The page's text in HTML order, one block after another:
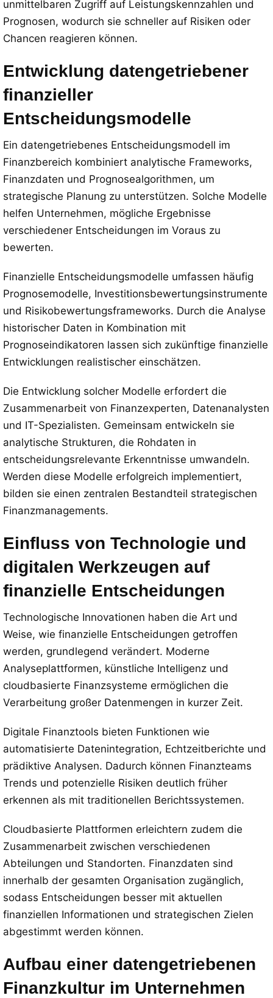
unmittelbaren Zugriff auf Leistungskennzahlen und
Prognosen, wodurch sie schneller auf Risiken oder
Chancen reagieren können.
Entwicklung datengetriebener
finanzieller
Entscheidungsmodelle
Ein datengetriebenes Entscheidungsmodell im
Finanzbereich kombiniert analytische Frameworks,
Finanzdaten und Prognosealgorithmen, um
strategische Planung zu unterstützen. Solche Modelle
helfen Unternehmen, mögliche Ergebnisse
verschiedener Entscheidungen im Voraus zu
bewerten.
Finanzielle Entscheidungsmodelle umfassen häufig
Prognosemodelle, Investitionsbewertungsinstrumente
und Risikobewertungsframeworks. Durch die Analyse
historischer Daten in Kombination mit
Prognoseindikatoren lassen sich zukünftige finanzielle
Entwicklungen realistischer einschätzen.
Die Entwicklung solcher Modelle erfordert die
Zusammenarbeit von Finanzexperten, Datenanalysten
und IT-Spezialisten. Gemeinsam entwickeln sie
analytische Strukturen, die Rohdaten in
entscheidungsrelevante Erkenntnisse umwandeln.
Werden diese Modelle erfolgreich implementiert,
bilden sie einen zentralen Bestandteil strategischen
Finanzmanagements.
Einfluss von Technologie und
digitalen Werkzeugen auf
finanzielle Entscheidungen
Technologische Innovationen haben die Art und
Weise, wie finanzielle Entscheidungen getroffen
werden, grundlegend verändert. Moderne
Analyseplattformen, künstliche Intelligenz und
cloudbasierte Finanzsysteme ermöglichen die
Verarbeitung großer Datenmengen in kurzer Zeit.
Digitale Finanztools bieten Funktionen wie
automatisierte Datenintegration, Echtzeitberichte und
prädiktive Analysen. Dadurch können Finanzteams
Trends und potenzielle Risiken deutlich früher
erkennen als mit traditionellen Berichtssystemen.
Cloudbasierte Plattformen erleichtern zudem die
Zusammenarbeit zwischen verschiedenen
Abteilungen und Standorten. Finanzdaten sind
innerhalb der gesamten Organisation zugänglich,
sodass Entscheidungen besser mit aktuellen
finanziellen Informationen und strategischen Zielen
abgestimmt werden können.
Aufbau einer datengetriebenen
Finanzkultur im Unternehmen